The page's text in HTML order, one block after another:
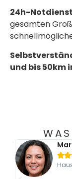
24h-
gesamten
und bis 50km
